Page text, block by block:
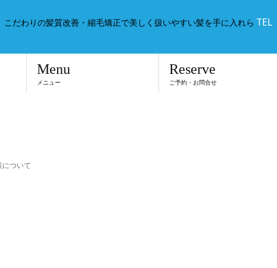
わりの髪質改善・縮毛矯正で美しく扱いやすい髪を手に入れら TEL
Menu
メニュー
Reserve
ご予約・お問合せ
について